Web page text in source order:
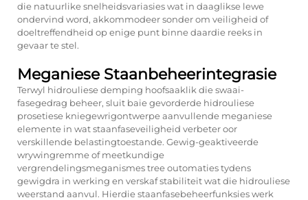
die natuurlike snelheidsvariasies wat in daaglikse lewe
ondervind word, akkommodeer sonder om veiligheid of
doeltreffendheid op enige punt binne daardie reeks in
gevaar te stel.
Meganiese Staanbeheerintegrasie
Terwyl hidrouliese demping hoofsaaklik die swaai-
fasegedrag beheer, sluit baie gevorderde hidrouliese
prosetiese kniegewrigontwerpe aanvullende meganiese
elemente in wat staanfaseveiligheid verbeter oor
verskillende belastingtoestande. Gewig-geaktiveerde
wrywingremme of meetkundige
vergrendelingsmeganismes tree outomaties tydens
gewigdra in werking en verskaf stabiliteit wat die hidrouliese
weerstand aanvul. Hierdie staanfasebeheerfunksies werk